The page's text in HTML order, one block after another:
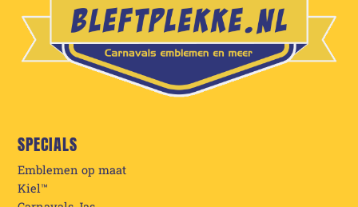
SPECIALS
Emblemen op maat
Kiel™